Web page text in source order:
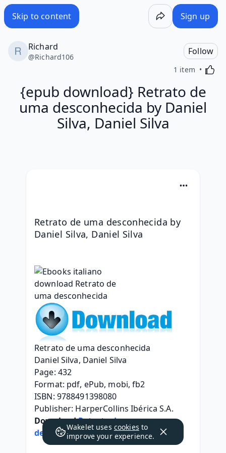
Skip to content Sign up
Richard
@Richard106
Follow
1 item
{epub download} Retrato de
uma desconhecida by Daniel
Silva, Daniel Silva
Retrato de uma desconhecida by
Daniel Silva, Daniel Silva
Retrato de uma desconhecida
Daniel Silva, Daniel Silva
Page: 432
Format: pdf, ePub, mobi, fb2
ISBN: 9788491398080
Publisher: HarperCollins Ibérica S.A.
Download Retrato de uma
desconhecida
Wakelet uses cookies to
improve your experience.